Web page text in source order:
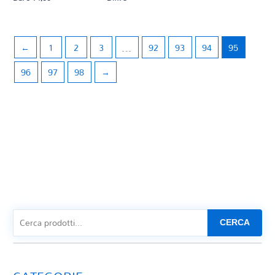
CAVALLINI E. (rev. di L. Di Tullio e A. Arietano)
CAVALLINI E. (rev. L. Magistrelli)
CAVALLINI E. (rev. M Mangani - A. Arietano)
CAVALLINI E. (rev. S. Conzatt)
CAVALLINI E. (rev. S. Conzatti)
CAVALLINI E. (rid. G. Mutto)
CILEA F. (trascr. F. Algieri)
CIMAROSA D. (arr. G. Liguori)
CITTERIO A.
← 1 2 3 … 92 93 94
95
96
97 98 →
CERCA